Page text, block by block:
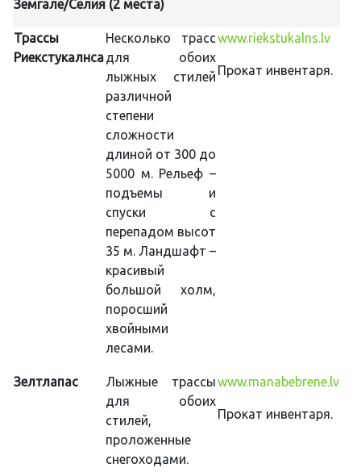
Земгале/Селия (2 места)
Трассы
Риекстукалнса
Несколько трасс
для обоих
лыжных стилей
различной
степени
сложности
длиной от 300 до
5000 м. Рельеф –
подъемы и
спуски с
перепадом высот
35 м. Ландшафт –
красивый
большой холм,
поросший
хвойными
лесами.
www.riekstukalns.lv
Прокат инвентаря.
Зелтлапас
Лыжные трассы
для обоих
стилей,
проложенные
снегоходами.
www.manabebrene.lv
Прокат инвентаря.